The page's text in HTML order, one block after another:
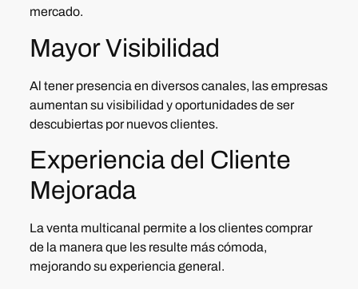
mercado.
Mayor Visibilidad
Al tener presencia en diversos canales, las empresas
aumentan su visibilidad y oportunidades de ser
descubiertas por nuevos clientes.
Experiencia del Cliente
Mejorada
La venta multicanal permite a los clientes comprar
de la manera que les resulte más cómoda,
mejorando su experiencia general.